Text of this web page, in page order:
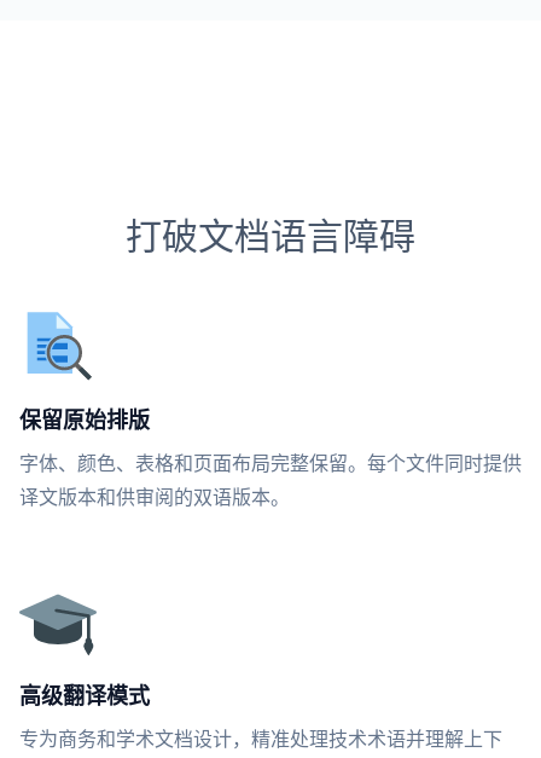
打破文档语言障碍
保留原始排版
字体、颜色、表格和页面布局完整保留。每个文件同时提供
译文版本和供审阅的双语版本。
高级翻译模式
专为商务和学术文档设计，精准处理技术术语并理解上下